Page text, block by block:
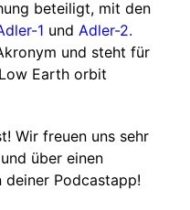
beteiligt, mit den
1 und Adler-2.
und steht für
Earth orbit
Wir freuen uns sehr
über einen
deiner Podcastapp!